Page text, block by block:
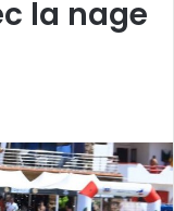
la nage